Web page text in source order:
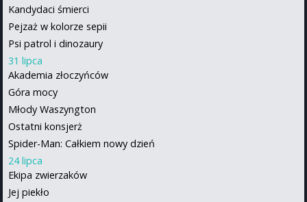
Kandydaci śmierci
Pejzaż w kolorze sepii
Psi patrol i dinozaury
31 lipca
Akademia złoczyńców
Góra mocy
Młody Waszyngton
Ostatni konsjerż
Spider-Man: Całkiem nowy dzień
24 lipca
Ekipa zwierzaków
Jej piekło